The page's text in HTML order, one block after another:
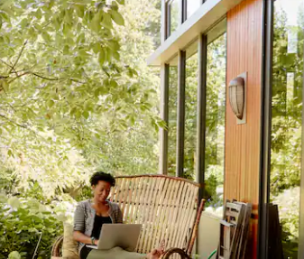
je de pijltjestoetsen omhoog en omlaag, óf